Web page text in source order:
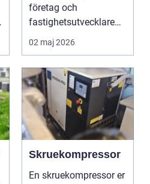
företag och
fastighetsutvecklare
att skapa hållbara,...
02 maj 2026
Skruekompressor
En skruekompressor er